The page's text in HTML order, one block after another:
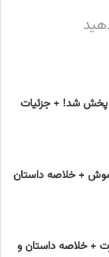
پخش شد! + جزئیات
+ خلاصه داستان
+ خلاصه داستان و